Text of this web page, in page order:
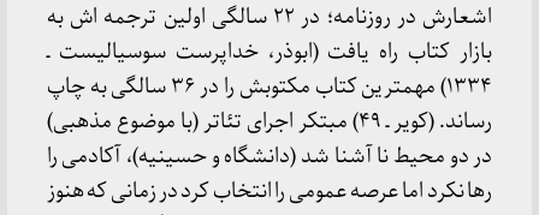
اشعارش در روزنامه؛ در ۲۲ سالگی اولین ترجمه اش به
بازار کتاب راه یافت (ابوذر، خداپرست سوسیالیست ـ
۱۳۳۴) مهمترین کتاب مکتوبش را در ۳۶ سالگی به چاپ
رساند. (کویر ـ ۴۹) مبتکر اجرای تئاتر (با موضوع مذهبی)
در دو محیط نا آشنا شد (دانشگاه و حسینیه)، آکادمی را
رها نکرد اما عرصه عمومی را انتخاب کرد در زمانی که هنوز